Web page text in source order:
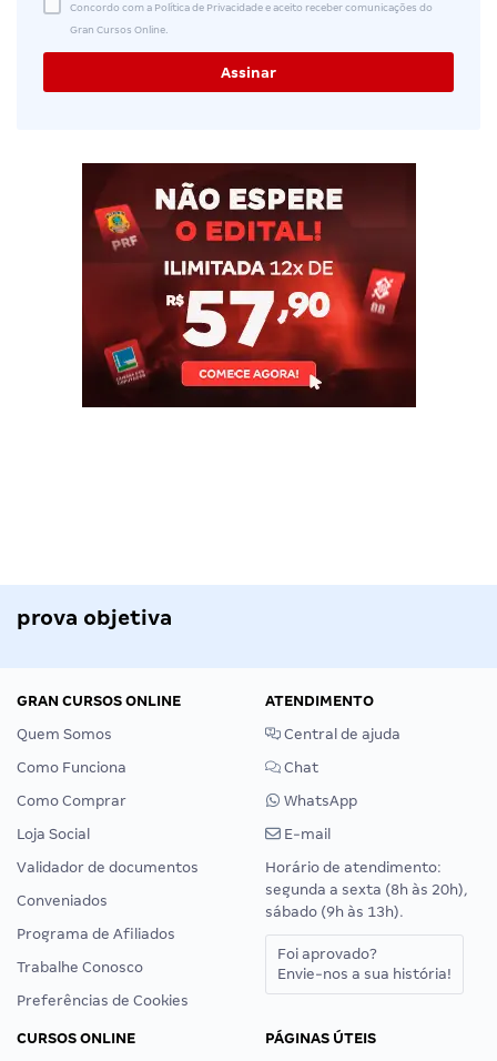
Concordo com a Política de Privacidade e aceito receber comunicações do
Gran Cursos Online.
prova objetiva
GRAN CURSOS ONLINE
Quem Somos
Como Funciona
Como Comprar
Loja Social
Validador de documentos
Conveniados
Programa de Afiliados
Trabalhe Conosco
Preferências de Cookies
ATENDIMENTO
Central de ajuda
Chat
WhatsApp
E-mail
Horário de atendimento:
segunda a sexta (8h às 20h),
sábado (9h às 13h).
Foi aprovado?
Envie-nos a sua história!
CURSOS ONLINE
PÁGINAS ÚTEIS